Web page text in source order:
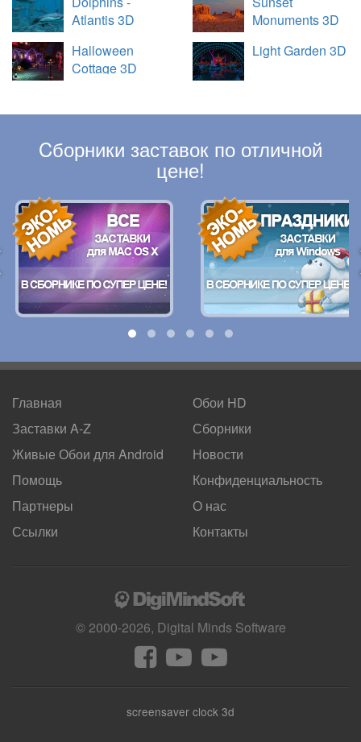
Atlantis 3D
Monuments 3D
Halloween
Cottage 3D
Light Garden 3D
Cборники заставок по отличной
цене!
Главная
Заставки A-Z
Живые Обои для Android
Обои HD
Сборники
Новости
Помощь
Партнеры
Ссылки
Конфиденциальность
О нас
Контакты
© 2000-2026, Digital Minds Software
screensaver clock 3d